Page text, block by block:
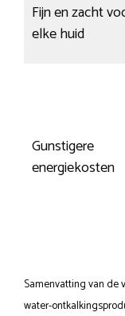
Fijn en zacht
elke huid
Gunstigere
energiekosten
Samenvatting van de
water-